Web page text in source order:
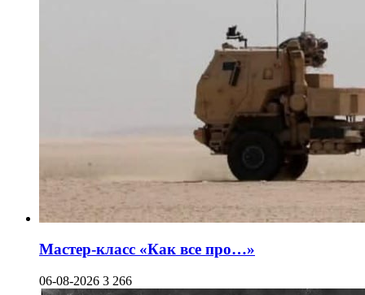
Мастер-класс «Как все про…»
06-08-2026 3 266